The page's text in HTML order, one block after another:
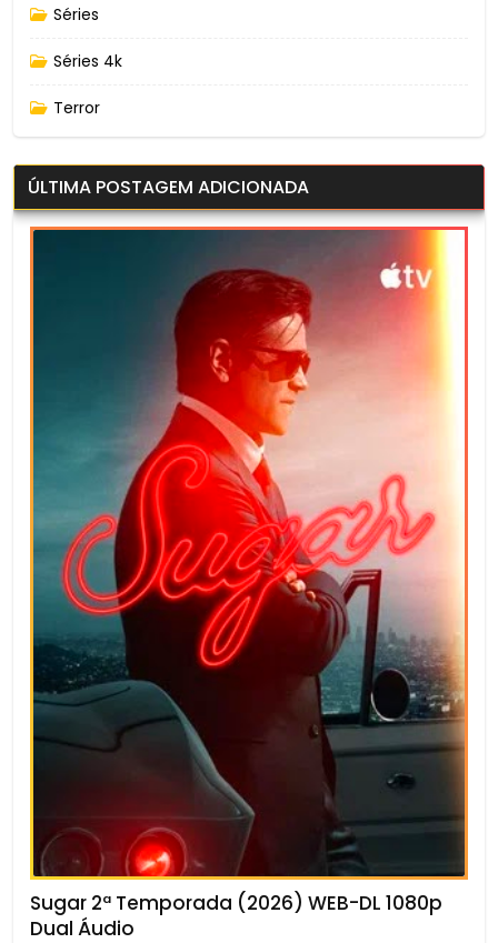
Séries
Séries 4k
Terror
ÚLTIMA POSTAGEM ADICIONADA
Sugar 2ª Temporada (2026) WEB-DL 1080p
Dual Áudio